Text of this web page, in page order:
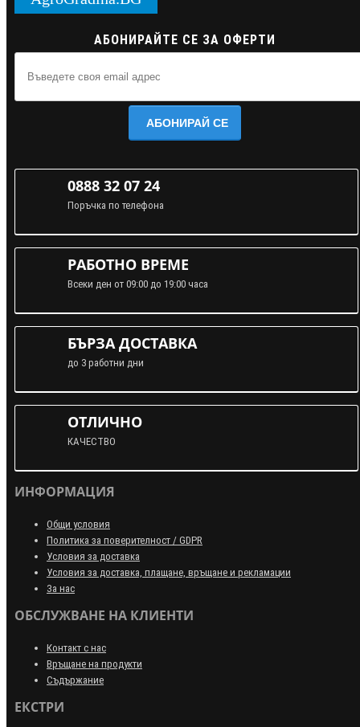
АБОНИРАЙТЕ СЕ ЗА ОФЕРТИ
АБОНИРАЙ СЕ
0888 32 07 24
Поръчка по телефона
РАБОТНО ВРЕМЕ
Всеки ден от 09:00 до 19:00 часа
БЪРЗА ДОСТАВКА
до 3 работни дни
ОТЛИЧНО
КАЧЕСТВО
ИНФОРМАЦИЯ
Общи условия
Политика за поверителност / GDPR
Условия за доставка
Условия за доставка, плащане, връщане и рекламации
За нас
ОБСЛУЖВАНЕ НА КЛИЕНТИ
Контакт с нас
Връщане на продукти
Съдържание
ЕКСТРИ